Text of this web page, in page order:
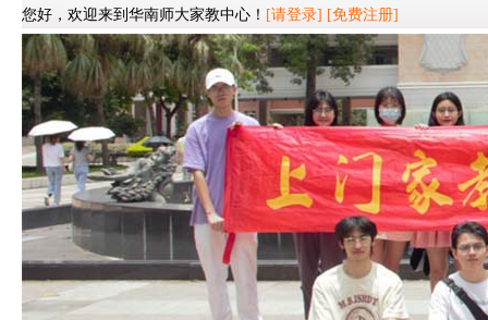
您好，欢迎来到华南师大家教中心！ [请登录] [免费注册]